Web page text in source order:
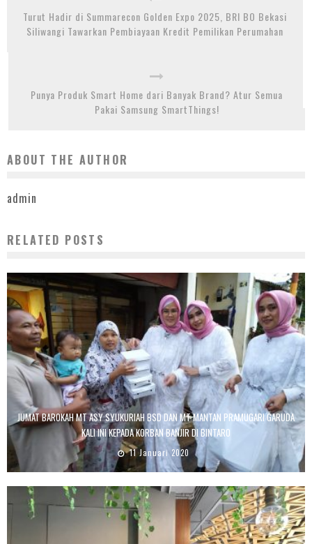
Turut Hadir di Summarecon Golden Expo 2025, BRI BO Bekasi
Siliwangi Tawarkan Pembiayaan Kredit Pemilikan Perumahan
Punya Produk Smart Home dari Banyak Brand? Atur Semua
Pakai Samsung SmartThings!
ABOUT THE AUTHOR
admin
RELATED POSTS
JUMAT BAROKAH MT ASY SYUKURIAH BSD DAN MT MANTAN PRAMUGARI GARUDA
KALI INI KEPADA KORBAN BANJIR DI BINTARO
11 Januari 2020